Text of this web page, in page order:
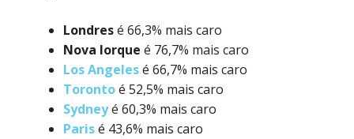
Londresé 66,3% mais caro
Nova Iorque é 76,7% mais caro
Los Angelesé 66,7% mais caro
Torontoé 52,5% mais caro
Sydneyé 60,3% mais caro
Parisé 43,6% mais caro